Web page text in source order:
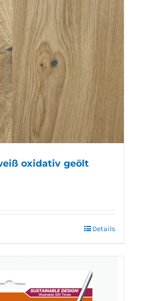
oxidativ geölt
Details